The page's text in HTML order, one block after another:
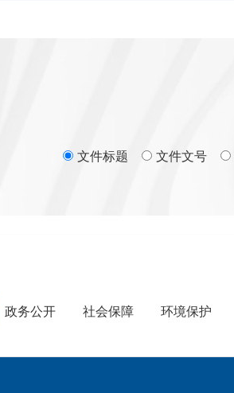
文件标题 文件文号
政务公开 社会保障 环境保护